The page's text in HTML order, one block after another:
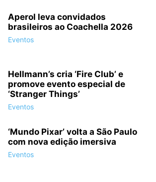
Aperol leva convidados
brasileiros ao Coachella 2026
Eventos
Hellmann’s cria ‘Fire Club’ e
promove evento especial de
‘Stranger Things’
Eventos
‘Mundo Pixar’ volta a São Paulo
com nova edição imersiva
Eventos